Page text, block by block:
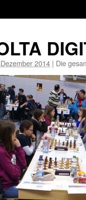
2014 | Die